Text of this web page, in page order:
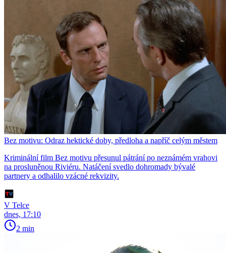
Bez motivu: Odraz hektické doby, předloha a napříč celým městem
Kriminální film Bez motivu přesunul pátrání po neznámém vrahovi
na prosluněnou Riviéru. Natáčení svedlo dohromady bývalé
partnery a odhalilo vzácné rekvizity.
V Telce
dnes, 17:10
2 min